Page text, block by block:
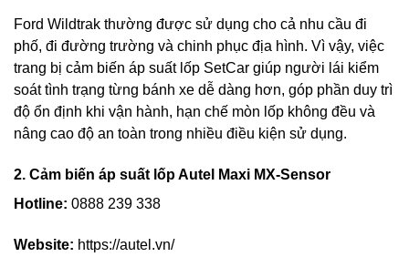
Ford Wildtrak thường được sử dụng cho cả nhu cầu đi
phố, đi đường trường và chinh phục địa hình. Vì vậy, việc
trang bị cảm biến áp suất lốp SetCar giúp người lái kiểm
soát tình trạng từng bánh xe dễ dàng hơn, góp phần duy trì
độ ổn định khi vận hành, hạn chế mòn lốp không đều và
nâng cao độ an toàn trong nhiều điều kiện sử dụng.
2. Cảm biến áp suất lốp Autel Maxi MX-Sensor
Hotline: 0888 239 338
Website: https://autel.vn/